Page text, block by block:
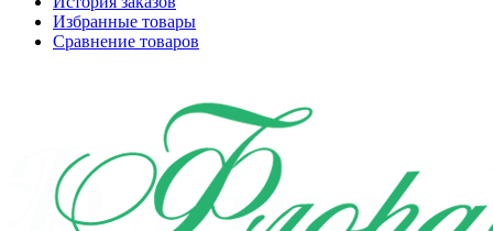
Избранные товары
Сравнение товаров